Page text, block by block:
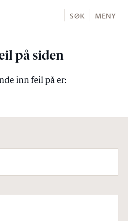
SØK MENY
på siden
inn feil på er: